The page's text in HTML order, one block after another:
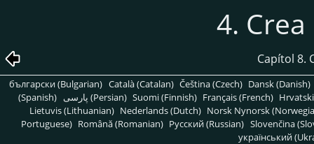
4.
Capítol 8.
български (Bulgarian) Català (Catalan) Čeština (Czech) Dansk (Danish)
(Spanish)
پارسی (Persian) Suomi (Finnish) Français (French)
Lietuvis (Lithuanian) Nederlands (Dutch) Norsk Nynorsk
Portuguese) Română (Romanian) Pусский (Russian) Slovenčina
український